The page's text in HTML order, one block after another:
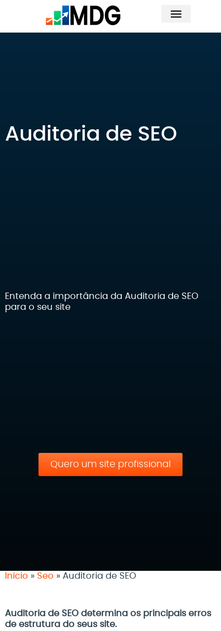
Auditoria de SEO
Entenda a importância da Auditoria de SEO
para o seu site
Quero um site profissional
Inicio » Seo » Auditoria de SEO
Auditoria de SEO determina os principais erros
de estrutura do seus site.